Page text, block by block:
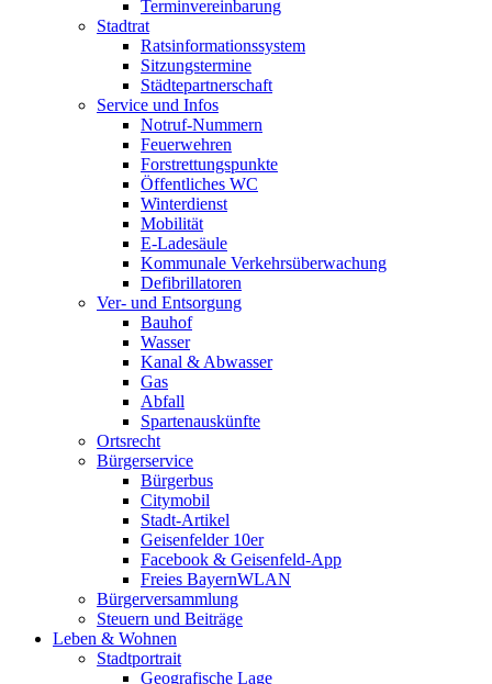
Terminvereinbarung
Stadtrat
Ratsinformationssystem
Sitzungstermine
Städtepartnerschaft
Service und Infos
Notruf-Nummern
Feuerwehren
Forstrettungspunkte
Öffentliches WC
Winterdienst
Mobilität
E-Ladesäule
Kommunale Verkehrsüberwachung
Defibrillatoren
Ver- und Entsorgung
Bauhof
Wasser
Kanal & Abwasser
Gas
Abfall
Spartenauskünfte
Ortsrecht
Bürgerservice
Bürgerbus
Citymobil
Stadt-Artikel
Geisenfelder 10er
Facebook & Geisenfeld-App
Freies BayernWLAN
Bürgerversammlung
Steuern und Beiträge
Leben & Wohnen
Stadtportrait
Geografische Lage